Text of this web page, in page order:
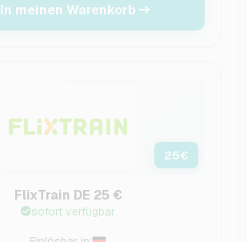
In meinen Warenkorb
25€
FlixTrain DE 25 €
sofort verfügbar